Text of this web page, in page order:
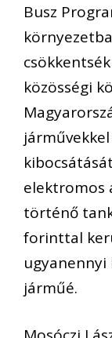
Busz
közösségi
elektromos
történő
forinttal
járműé.